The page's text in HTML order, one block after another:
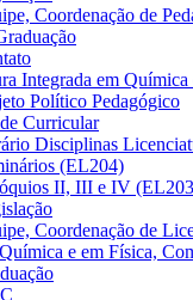
Coordenação de
Integrada em Química
Político Pedagógico
Curricular
Disciplinas
(EL204)
II, III e IV
Coordenação de
e em Física,